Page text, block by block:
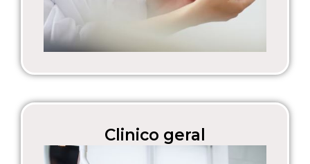
Clinico geral